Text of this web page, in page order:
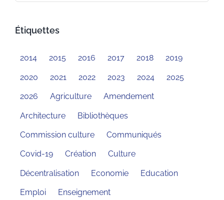
Étiquettes
2014 2015 2016 2017 2018 2019
2020 2021 2022 2023 2024 2025
2026 Agriculture Amendement
Architecture Bibliothèques
Commission culture Communiqués
Covid-19 Création Culture
Décentralisation Economie Education
Emploi Enseignement